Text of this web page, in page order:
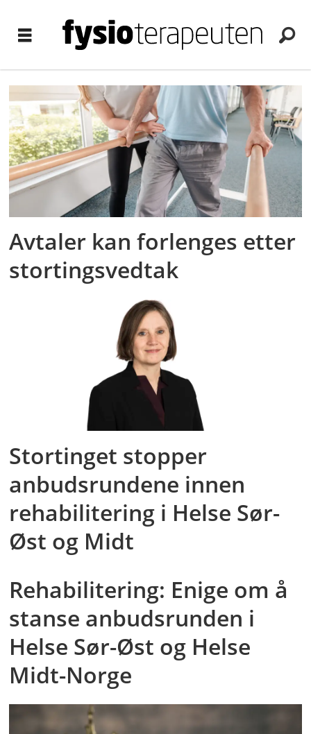
Tag:
anbud
Avtaler kan forlenges etter
stortingsvedtak
Stortinget stopper
anbudsrundene innen
rehabilitering i Helse Sør-
Øst og Midt
Rehabilitering: Enige om å
stanse anbudsrunden i
Helse Sør-Øst og Helse
Midt-Norge